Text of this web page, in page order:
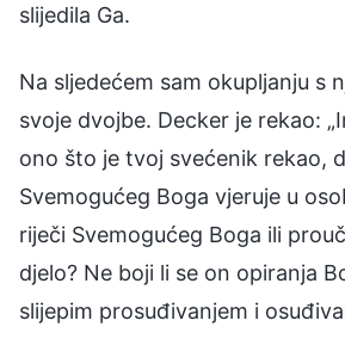
slijedila Ga.
Na sljedećem sam okupljanju s
svoje dvojbe. Decker je rekao:
ono što je tvoj svećenik rekao,
Svemogućeg Boga vjeruje u
riječi Svemogućeg Boga ili
djelo? Ne boji li se on opiranja
slijepim prosuđivanjem i